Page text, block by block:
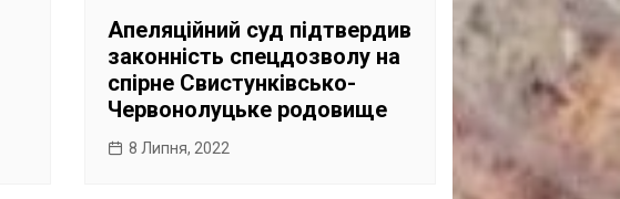
Апеляційний суд підтвердив
законність спецдозволу на
спірне Свистунківсько-
Червонолуцьке родовище
8 Липня, 2022